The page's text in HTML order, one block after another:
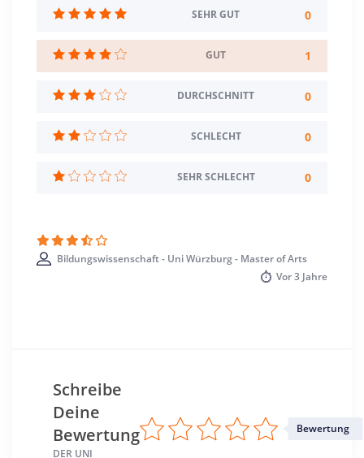
120
Regelstudienzeit
4 Semester
Sprache
Englisch
Studienbeginn
Wintersemester
Würzburg >> Würzburg
SEHR GUT 0
GUT 1
DURCHSCHNITT 0
SCHLECHT 0
SEHR SCHLECHT 0
Bildungswissenschaft - Uni Würzburg - Master of Arts
Vor3 Jahre
Schreibe
Deine
Bewertung
DER UNI
Bewertung